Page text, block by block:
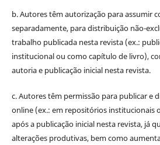
b. Autores têm autorização para assumir
separadamente, para distribuição não-
trabalho publicada nesta revista (ex.:
institucional ou como capítulo de livro),
autoria e publicação inicial nesta revista.
c. Autores têm permissão para publicar e
online (ex.: em repositórios institucionais
após a publicação inicial nesta revista, já
alterações produtivas, bem como